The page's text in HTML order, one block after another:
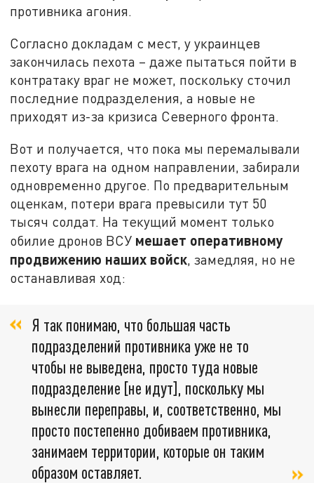
противника агония.
Согласно докладам с мест, у украинцев
закончилась пехота – даже пытаться пойти в
контратаку враг не может, поскольку сточил
последние подразделения, а новые не
приходят из-за кризиса Северного фронта.
Вот и получается, что пока мы перемалывали
пехоту врага на одном направлении, забирали
одновременно другое. По предварительным
оценкам, потери врага превысили тут 50
тысяч солдат. На текущий момент только
обилие дронов ВСУ мешает оперативному
продвижению наших войск , замедляя, но не
останавливая ход:
Я так понимаю, что большая часть
подразделений противника уже не то
чтобы не выведена, просто туда новые
подразделение [не идут], поскольку мы
вынесли переправы, и, соответственно, мы
просто постепенно добиваем противника,
занимаем территории, которые он таким
образом оставляет.